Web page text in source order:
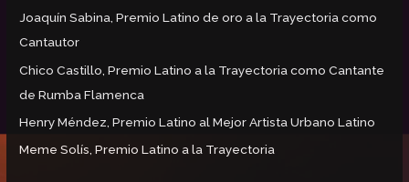
Joaquín Sabina, Premio Latino de oro a la Trayectoria como
Cantautor
Chico Castillo, Premio Latino a la Trayectoria como Cantante
de Rumba Flamenca
Henry Méndez, Premio Latino al Mejor Artista Urbano Latino
Meme Solís, Premio Latino a la Trayectoria